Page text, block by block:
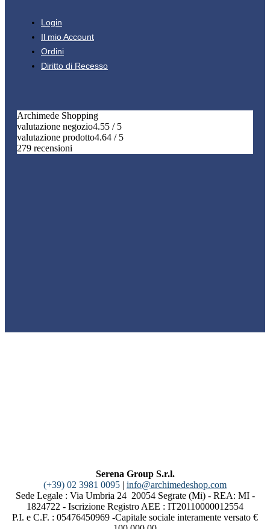
Login
Il mio Account
Ordini
Diritto di Recesso
Archimede Shopping
valutazione negozio4.55 / 5
valutazione prodotto4.64 / 5
279 recensioni
Serena Group S.r.l.
(+39) 02 3981 0095 | info@archimedeshop.com
Sede Legale : Via Umbria 24 20054 Segrate (Mi) - REA: MI -
1824722 - Iscrizione Registro AEE : IT20110000012554
P.I. e C.F. : 05476450969 -Capitale sociale interamente versato €